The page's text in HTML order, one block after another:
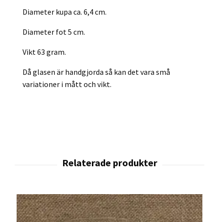
Diameter kupa ca. 6,4 cm.
Diameter fot 5 cm.
Vikt 63 gram.
Då glasen är handgjorda så kan det vara små
variationer i mått och vikt.